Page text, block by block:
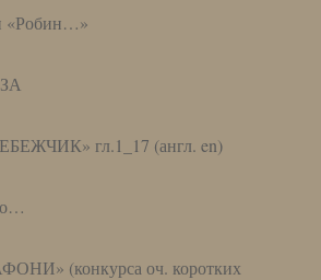
«Робин…»
гл.1_17 (англ. en)
(конкурса оч. коротких